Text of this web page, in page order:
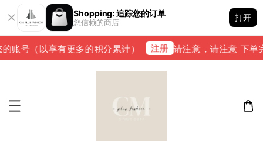
Shopping: 追踪您的订单
您信赖的商店
打开
号（以享有更多的积分累计） 注册 请注意，请注意 下单